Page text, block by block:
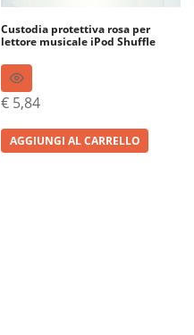
Custodia protettiva rosa per
lettore musicale iPod Shuffle
€ 5,84
AGGIUNGI AL CARRELLO